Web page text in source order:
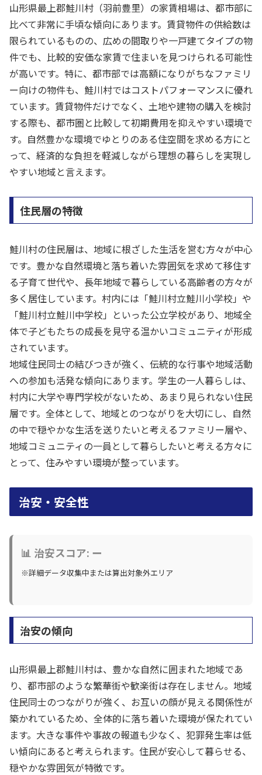
山形県最上郡鮭川村（羽前豊里）の家賃相場は、都市部に
比べて非常に手頃な傾向にあります。賃貸物件の供給数は
限られているものの、広めの間取りや一戸建てタイプの物
件でも、比較的安価な家賃で住まいを見つけられる可能性
が高いです。特に、都市部では高額になりがちなファミリ
ー向けの物件も、鮭川村ではコストパフォーマンスに優れ
ています。賃貸物件だけでなく、土地や建物の購入を検討
する際も、都市圏と比較して初期費用を抑えやすい環境で
す。自然豊かな環境でゆとりのある住空間を求める方にと
って、経済的な負担を軽減しながら理想の暮らしを実現し
やすい地域と言えます。
住民層の特徴
鮭川村の住民層は、地域に根ざした生活を営む方々が中心
です。豊かな自然環境と落ち着いた雰囲気を求めて移住す
る子育て世代や、長年地域で暮らしている高齢者の方々が
多く居住しています。村内には「鮭川村立鮭川小学校」や
「鮭川村立鮭川中学校」といった公立学校があり、地域全
体で子どもたちの成長を見守る温かいコミュニティが形成
されています。
地域住民同士の結びつきが強く、伝統的な行事や地域活動
への参加も活発な傾向にあります。学生の一人暮らしは、
村内に大学や専門学校がないため、あまり見られない住民
層です。全体として、地域とのつながりを大切にし、自然
の中で穏やかな生活を送りたいと考えるファミリー層や、
地域コミュニティの一員として暮らしたいと考える方々に
とって、住みやすい環境が整っています。
治安・安全性
📊 治安スコア: ー
※詳細データ収集中または算出対象外エリア
治安の傾向
山形県最上郡鮭川村は、豊かな自然に囲まれた地域であ
り、都市部のような繁華街や歓楽街は存在しません。地域
住民同士のつながりが強く、お互いの顔が見える関係性が
築かれているため、全体的に落ち着いた環境が保たれてい
ます。大きな事件や事故の報道も少なく、犯罪発生率は低
い傾向にあると考えられます。住民が安心して暮らせる、
穏やかな雰囲気が特徴です。